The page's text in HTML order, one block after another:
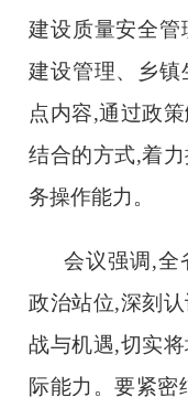
建设质量安全
建设管理、乡镇
点内容,通过政
结合的方式,着
务操作能力。
会议强调,全
政治站位,深刻
战与机遇,切实
际能力。要紧密